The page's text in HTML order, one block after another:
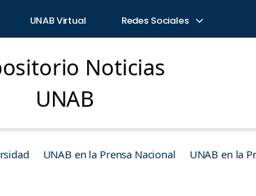
UNAB Virtual Redes Sociales
Noticias
UNAB
UNAB en la Prensa Nacional UNAB en la